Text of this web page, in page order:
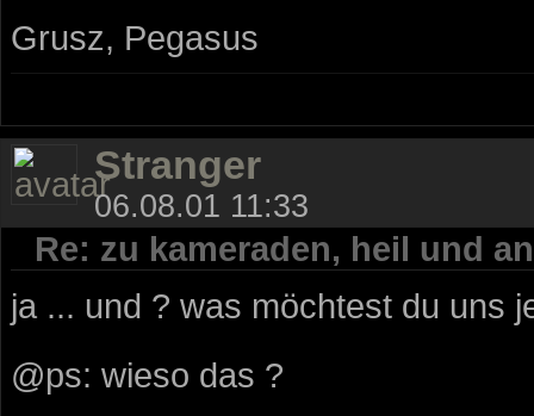
Grusz, Pegasus
Stranger
06.08.01 11:33
Re: zu kameraden, heil und
ja ... und ? was möchtest du uns
@ps: wieso das ?